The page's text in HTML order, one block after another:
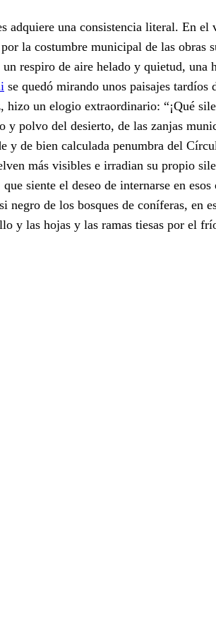
adquiere una consistencia literal. En el
la costumbre municipal de las obras
un respiro de aire helado y quietud, una
se quedó mirando unos paisajes tardíos
un elogio extraordinario: “¡Qué
polvo del desierto, de las zanjas
y de bien calculada penumbra del
más visibles e irradian su propio
siente el deseo de internarse en esos
negro de los bosques de coníferas, en
y las hojas y las ramas tiesas por el